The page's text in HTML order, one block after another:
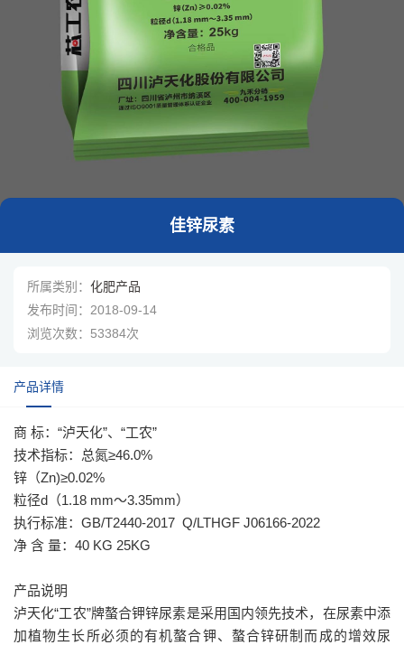
佳锌尿素
所属类别： 化肥产品
发布时间： 2018-09-14
浏览次数： 53384次
产品详情
商 标：“泸天化”、“工农”
技术指标：总氮≥46.0%
锌（Zn)≥0.02%
粒径d（1.18 mm～3.35mm）
执行标准：GB/T2440-2017 Q/LTHGF J06166-2022
净 含 量：40 KG 25KG
产品说明
泸天化“工农”牌螯合钾锌尿素是采用国内领先技术，在尿素中添
加植物生长所必须的有机螯合钾、螯合锌研制而成的增效尿